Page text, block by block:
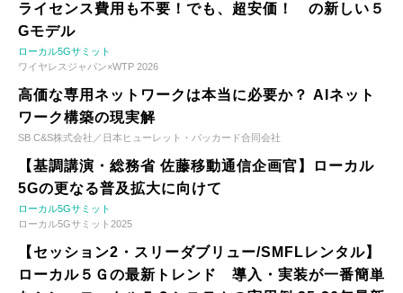
ライセンス費用も不要！でも、超安価！ の新しい５
Gモデル
ローカル5Gサミット
ワイヤレスジャパン×WTP 2026
高価な専用ネットワークは本当に必要か？ AIネット
ワーク構築の現実解
SB C&S株式会社／日本ヒューレット・パッカード合同会社
【基調講演・総務省 佐藤移動通信企画官】ローカル
5Gの更なる普及拡大に向けて
ローカル5Gサミット
ローカル5Gサミット2025
【セッション2・スリーダブリュー/SMFLレンタル】
ローカル５Ｇの最新トレンド 導入・実装が一番簡単